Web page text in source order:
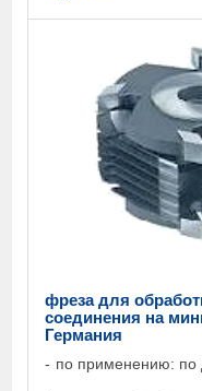
фреза для
соединения на
Германия
по применению: по